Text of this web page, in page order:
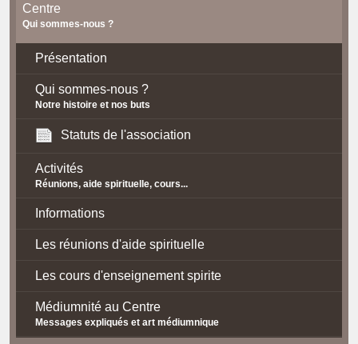
Centre
Qui sommes-nous ?
Présentation
Qui sommes-nous ?
Notre histoire et nos buts
Statuts de l'association
Activités
Réunions, aide spirituelle, cours...
Informations
Les réunions d'aide spirituelle
Les cours d'enseignement spirite
Médiumnité au Centre
Messages expliqués et art médiumnique